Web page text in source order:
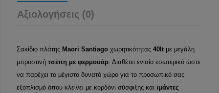
Αξιολογήσεις (0)
Σακίδιο πλάτης Maori Santiago χωρητικότητας 40lt με μεγάλη
μπροστινή τσέπη με φερμουάρ. Διαθέτει ενιαίο εσωτερικό ώστε
να παρέχει το μέγιστο δυνατό χώρο για το προσωπικό σας
εξοπλισμό όπου κλείνει με κορδόνι σύσφιξης και ιμάντες